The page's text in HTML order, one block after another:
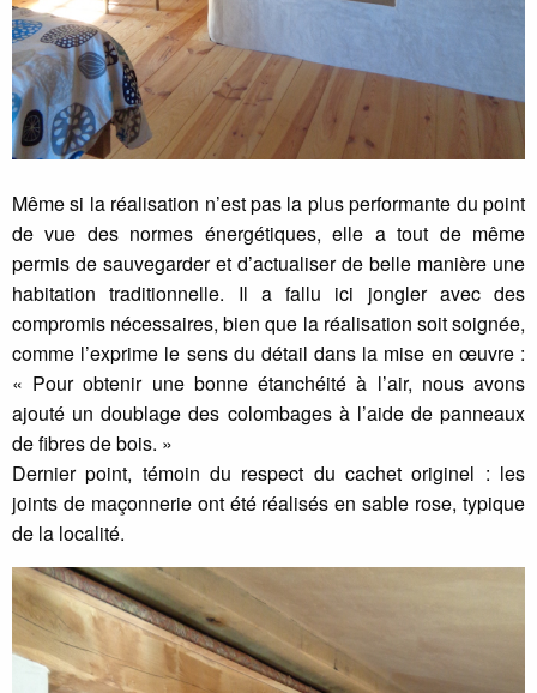
Même si la réalisation n’est pas la plus performante du point
de vue des normes énergétiques, elle a tout de même
permis de sauvegarder et d’actualiser de belle manière une
habitation traditionnelle. Il a fallu ici jongler avec des
compromis nécessaires, bien que la réalisation soit soignée,
comme l’exprime le sens du détail dans la mise en œuvre :
« Pour obtenir une bonne étanchéité à l’air, nous avons
ajouté un doublage des colombages à l’aide de panneaux
de fibres de bois. »
Dernier point, témoin du respect du cachet originel : les
joints de maçonnerie ont été réalisés en sable rose, typique
de la localité.